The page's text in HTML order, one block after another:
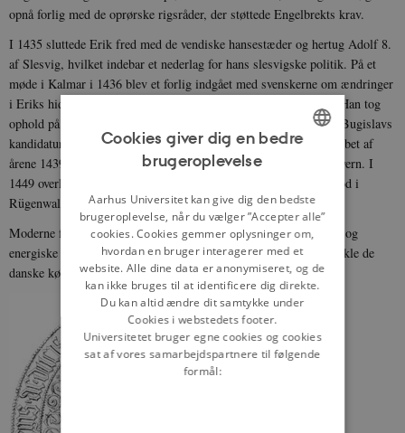
opnå forlig med de oprørske rigsråder, der støttede Engelbrekts krav.
I 1435 sluttede Erik fred med de vendiske hansestæder og hertug Adolf 8.
af Slesvig, hvilket indebar et nederlag for hans slesvigske politik. På et
møde i Kalmar i 1436 blev et forlig indgået med svenskerne om ændringer
i Eriks hidtidige regeringspraksis og centralistiske unionsstyre. Han tog
ophold på Gotland og forsøgte 1437-38 uden held at føre hertug Bugislavs
kandidatur igennem i Danmark. Han blev afsat i alle tre riger i løbet af
årene 1439-41 og efterfulgt af søstersønnen Christoffer 3. af Bayern. I
1449 overlod kong Erik Gotland til danskerne og levede til sin død i
Rügenwalde i Pommern.
Moderne forskning har anerkendt Erik af Pommerns mangeårige og
energiske kamp om Slesvig og hans bestræbelser på bl.a. at udvikle de
danske købstæder, især i Øresundsområdet.
DANISH
Cookies giver dig en bedre
brugeroplevelse
Aarhus Universitet kan give dig den bedste
brugeroplevelse, når du vælger ”Accepter alle”
cookies. Cookies gemmer oplysninger om,
hvordan en bruger interagerer med et
website. Alle dine data er anonymiseret, og de
kan ikke bruges til at identificere dig direkte.
Du kan altid ændre dit samtykke under
Cookies i webstedets footer.
Universitetet bruger egne cookies og cookies
sat af vores samarbejdspartnere til følgende
formål: